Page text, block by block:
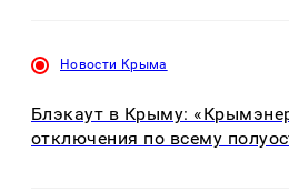
Новости Крыма
Блэкаут в Крыму:
отключения по всему